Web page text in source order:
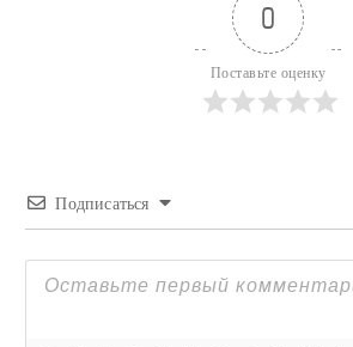
0
Поставьте оценку
Подписаться